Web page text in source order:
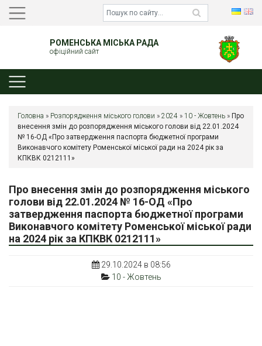
РОМЕНСЬКА МІСЬКА РАДА
офіційний сайт
Головна » Розпорядження міського голови » 2024 » 10 - Жовтень » Про
внесення змін до розпорядження міського голови від 22.01.2024
№ 16-ОД «Про затвердження паспорта бюджетної програми
Виконавчого комітету Роменської міської ради на 2024 рік за
КПКВК 0212111»
Про внесення змін до розпорядження міського
голови від 22.01.2024 № 16-ОД «Про
затвердження паспорта бюджетної програми
Виконавчого комітету Роменської міської ради
на 2024 рік за КПКВК 0212111»
29.10.2024 в 08:56
10 - Жовтень